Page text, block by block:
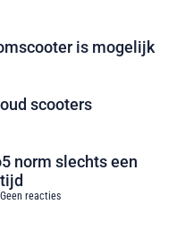
is mogelijk
scooters
norm slechts een
Geen reacties